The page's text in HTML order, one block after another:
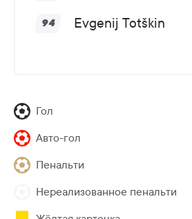
94 Evgenij Totškin
Гол
Авто-гол
Пенальти
Нереализованное пенальти